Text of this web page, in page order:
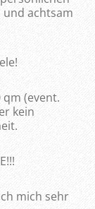
und achtsam
qm (event.
kein
mich sehr